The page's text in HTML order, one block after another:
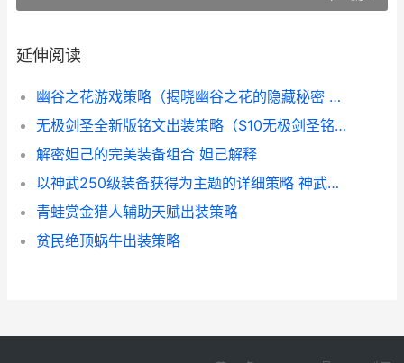
延伸阅读
幽谷之花游戏策略（揭晓幽谷之花的隐藏秘密 幽谷产奇花
无极剑圣全新版铭文出装策略（S10无极剑圣铭文出装策略 无极剑圣全新版下载
解密妲己的完美装备组合 妲己解释
以神武250级装备获得为主题的详细策略 神武装备打造攻略
青蛙赏金猎人辅助天赋出装策略
贫民绝顶蜗牛出装策略